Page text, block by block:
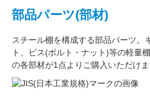
部品パーツ(部材)
スチール棚を構成する部品パーツ。
ト
ビス(ボルト・ナット)等の軽量
の各部材が1点よりご購入いただけま